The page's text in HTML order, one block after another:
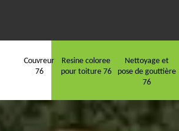
Couvreur
76
Resine coloree
pour toiture 76
Nettoyage et
pose de gouttière
76